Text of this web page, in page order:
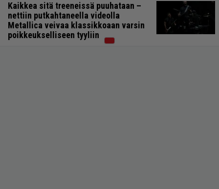
Kaikkea sitä treeneissä puuhataan –
nettiin putkahtaneella videolla
Metallica veivaa klassikkoaan varsin
poikkeukselliseen tyyliin